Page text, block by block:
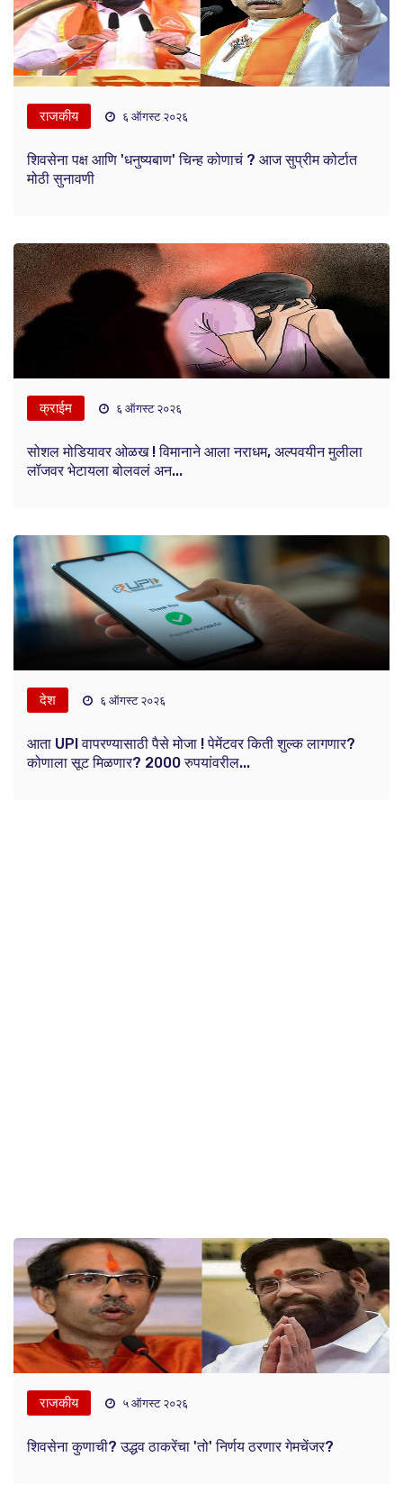
राजकीय ६ ऑगस्ट २०२६
शिवसेना पक्ष आणि 'धनुष्यबाण' चिन्ह कोणाचं ? आज सुप्रीम कोर्टात
मोठी सुनावणी
क्राईम ६ ऑगस्ट २०२६
सोशल मोडियावर ओळख ! विमानाने आला नराधम, अल्पवयीन मुलीला
लॉजवर भेटायला बोलवलं अन...
देश ६ ऑगस्ट २०२६
आता UPI वापरण्यासाठी पैसे मोजा ! पेमेंटवर किती शुल्क लागणार?
कोणाला सूट मिळणार? 2000 रुपयांवरील...
राजकीय ५ ऑगस्ट २०२६
शिवसेना कुणाची? उद्धव ठाकरेंचा 'तो' निर्णय ठरणार गेमचेंजर?